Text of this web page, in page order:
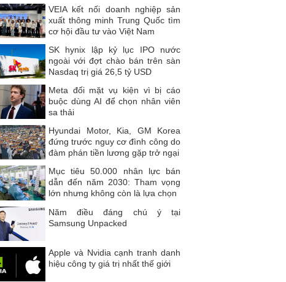
VEIA kết nối doanh nghiệp sản
xuất thông minh Trung Quốc tìm
cơ hội đầu tư vào Việt Nam
SK hynix lập kỷ lục IPO nước
ngoài với đợt chào bán trên sàn
Nasdaq trị giá 26,5 tỷ USD
Meta đối mặt vụ kiện vì bị cáo
buộc dùng AI để chọn nhân viên
sa thải
Hyundai Motor, Kia, GM Korea
đứng trước nguy cơ đình công do
đàm phán tiền lương gặp trở ngại
Mục tiêu 50.000 nhân lực bán
dẫn đến năm 2030: Tham vọng
lớn nhưng không còn là lựa chọn
Năm điều đáng chú ý tại
Samsung Unpacked
Apple và Nvidia cạnh tranh danh
hiệu công ty giá trị nhất thế giới